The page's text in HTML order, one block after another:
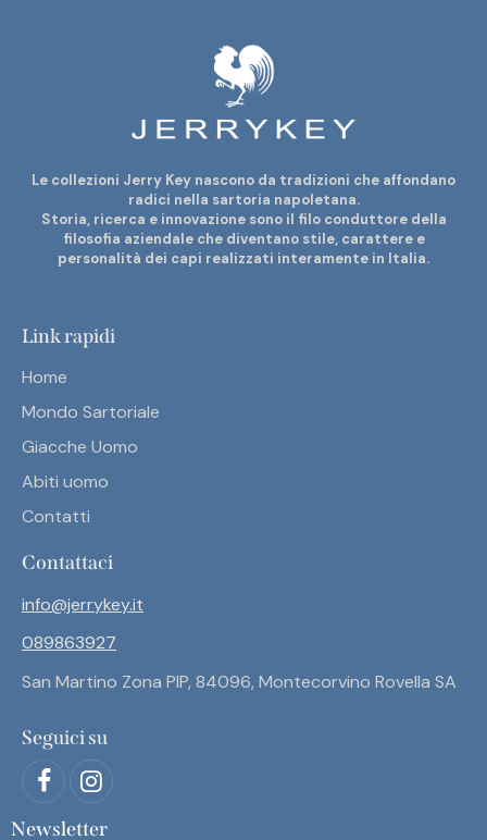
Le collezioni Jerry Key nascono da tradizioni che affondano
radici nella sartoria napoletana.
Storia, ricerca e innovazione sono il filo conduttore della
filosofia aziendale che diventano stile, carattere e
personalità dei capi realizzati interamente in Italia.
Link rapidi
Home
Mondo Sartoriale
Giacche Uomo
Abiti uomo
Contatti
Contattaci
info@jerrykey.it
089863927
San Martino Zona PIP, 84096, Montecorvino Rovella SA
Seguici su
Newsletter